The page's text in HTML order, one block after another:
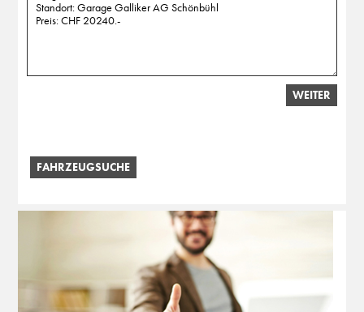
WEITER
FAHRZEUGSUCHE